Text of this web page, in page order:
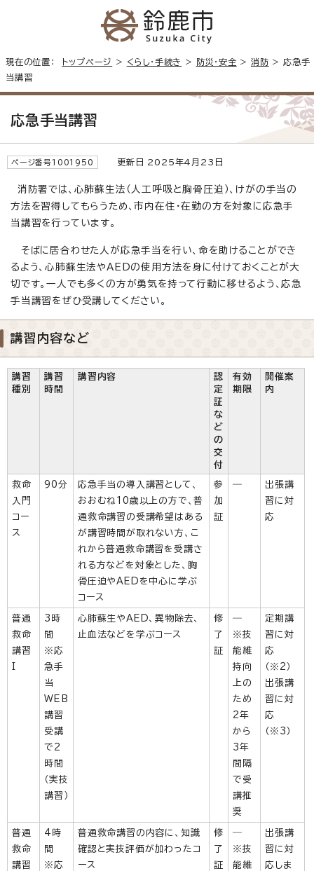
現在の位置： トップページ > くらし・手続き > 防災・安全 >消防 > 応急手
当講習
応急手当講習
ページ番号1001950 更新日 2025年4月23日
消防署では、心肺蘇生法（人工呼吸と胸骨圧迫）、けがの手当の
方法を習得してもらうため、市内在住・在勤の方を対象に応急手
当講習を行っています。
そばに居合わせた人が応急手当を行い、命を助けることができ
るよう、心肺蘇生法やAEDの使用方法を身に付けておくことが大
切です。一人でも多くの方が勇気を持って行動に移せるよう、応急
手当講習をぜひ受講してください。
講習内容など
講習
種別
講習
時間
講習内容
認
定
証
な
ど
の
交
付
有効
期限
開催案
内
救命
入門
コー
ス
90分
応急手当の導入講習として、
おおむね10歳以上の方で、普
通救命講習の受講希望はある
が講習時間が取れない方、こ
れから普通救命講習を受講さ
れる方などを対象とした、胸
骨圧迫やAEDを中心に学ぶ
コース
参
加
証
―
出張講
習に対
応
普通
救命
講習
3時
間
※応
急手
当
WEB
講習
受講
で2
時間
（実技
講習）
心肺蘇生やAED、異物除去、
止血法などを学ぶコース
修
了
証
―
※技
能維
持向
上の
ため
2年
から
3年
間隔
で受
講推
奨
定期講
習に対
応
（※2）
出張講
習に対
応
（※3）
普通
救命
講習
4時
間
※応
普通救命講習の内容に、知識
確認と実技評価が加わったコ
ース
修
了
証
―
※技
能維
出張講
習に対
応しま